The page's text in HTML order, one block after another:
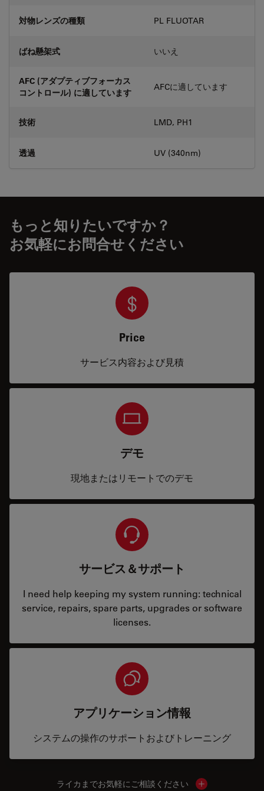
対物レンズの種類 PL FLUOTAR
ばね懸架式 いいえ
AFC (アダプティブフォーカス
コントロール) に適しています
AFCに適しています
技術 LMD, PH1
透過 UV (340nm)
もっと知りたいですか？
お気軽にお問合せください
Price
サービス内容および見積
デモ
現地またはリモートでのデモ
サービス＆サポート
I need help keeping my system running: technical
service, repairs, spare parts, upgrades or software
licenses.
アプリケーション情報
システムの操作のサポートおよびトレーニング
ライカまでお気軽にご相談ください Show local